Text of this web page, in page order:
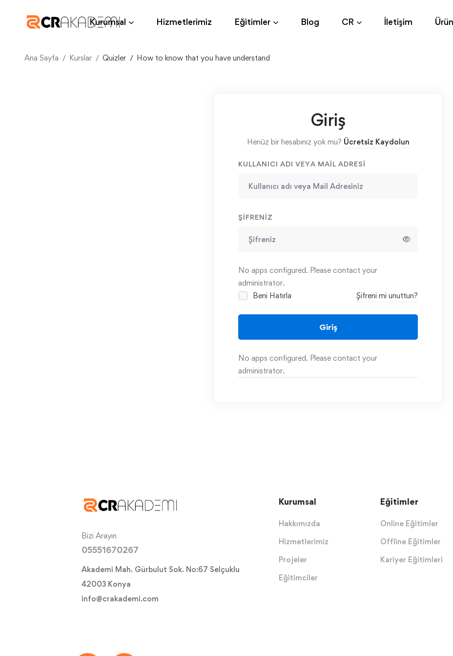
Kurumsal Hizmetlerimiz Eğitimler Blog CR İletişim
Ana Sayfa Kurslar Quizler How to know that you have understand
Giriş
Henüz bir hesabınız yok mu? Ücretsiz Kaydolun
KULLANICI ADI VEYA MAIL ADRESI
ŞIFRENIZ
No apps configured. Please contact your
administrator.
Beni Hatırla
Şifreni mi unuttun?
Giriş
No apps configured. Please contact your
administrator.
Bizi Arayın
05551670267
Akademi Mah. Gürbulut Sok. No:67 Selçuklu
42003 Konya
info@crakademi.com
Kurumsal
Hakkımızda
Hizmetlerimiz
Projeler
Eğitimciler
Eğitimler
Online Eğitimler
Offline Eğitimler
Kariyer Eğitimleri